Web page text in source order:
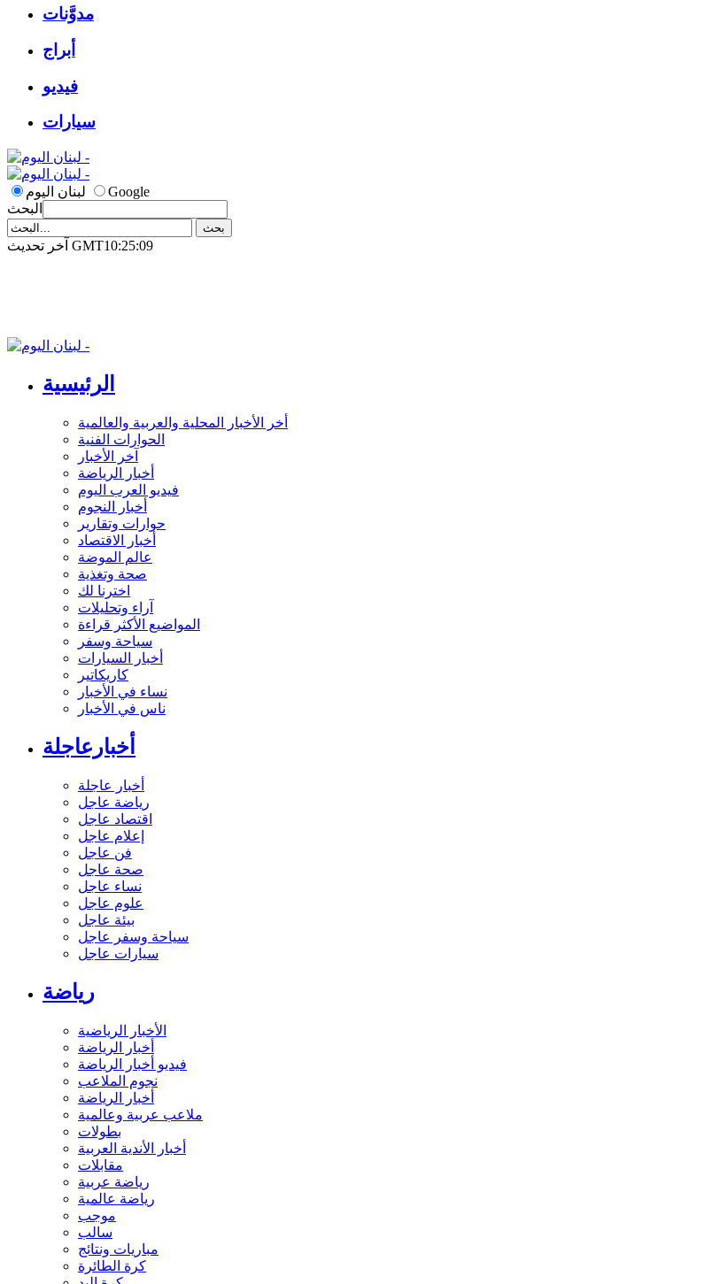
مدوَّنات
أبراج
فيديو
سيارات
لبنان اليوم
Google
البحث
آخر تحديث GMT10:25:09
الرئيسية
أخر الأخبار المحلية والعربية والعالمية
الحوارات الفنية
آخر الأخبار
أخبار الرياضة
فيديو العرب اليوم
أخبار النجوم
حوارات وتقارير
أخبار الاقتصاد
عالم الموضة
صحة وتغذية
اخترنا لك
آراء وتحليلات
المواضيع الأكثر قراءة
سياحة وسفر
أخبار السيارات
كاريكاتير
نساء في الأخبار
ناس في الأخبار
أخبارعاجلة
أخبار عاجلة
رياضة عاجل
اقتصاد عاجل
إعلام عاجل
فن عاجل
صحة عاجل
نساء عاجل
علوم عاجل
بيئة عاجل
سياحة وسفر عاجل
سيارات عاجل
رياضة
الأخبار الرياضية
أخبار الرياضة
فيديو أخبار الرياضة
نجوم الملاعب
أخبار الرياضة
ملاعب عربية وعالمية
بطولات
أخبار الأندية العربية
مقابلات
رياضة عربية
رياضة عالمية
موجب
سالب
مباريات ونتائج
كرة الطائرة